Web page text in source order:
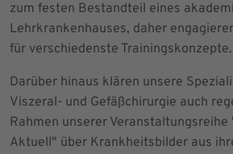
zum festen Bestandteil eines
Lehrkrankenhauses, daher
für verschiedenste Trainingskonzepte.
Darüber hinaus klären unsere
Viszeral- und Gefäßchirurgie auch
Rahmen unserer Veranstaltungsreihe
Aktuell" über Krankheitsbilder aus